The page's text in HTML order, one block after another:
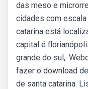
das meso e
cidades com
catarina está
capital é
grande do sul,.
fazer o download
de santa catarina.